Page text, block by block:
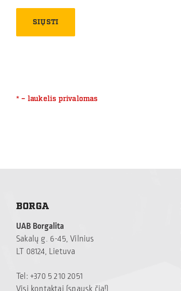
* – laukelis privalomas
BORGA
UAB Borgalita
Sakalų g. 6-45, Vilnius
LT 08124, Lietuva
Tel: +370 5 210 2051